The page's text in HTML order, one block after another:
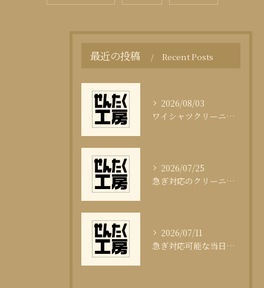
最近の投稿 Recent Posts
2026/08/03
ワイシャツクリーニング頻度と清潔感の科学
2026/07/25
急ぎ対応のクリーニング即日サービスの秘訣
2026/07/11
急ぎ対応可能な当日クリーニングの実態